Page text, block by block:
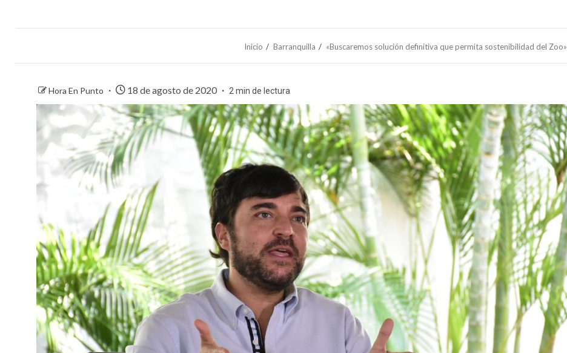
Inicio Barranquilla «Buscaremos solución definitiva que permita sostenibilidad del Zoo»
Hora En Punto 18 de agosto de 2020 2 min de lectura